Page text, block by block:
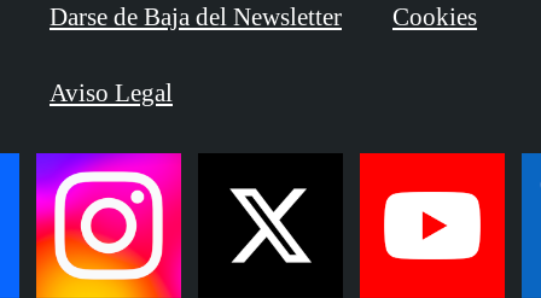
Darse de Baja del Newsletter Cookies
Aviso Legal